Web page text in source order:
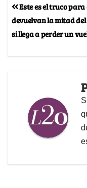
Este es el truco para
devuelvan la mitad
si llega a perder un